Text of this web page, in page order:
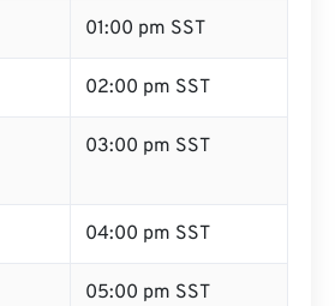
01:00 pm SST
02:00 pm SST
03:00 pm SST
04:00 pm SST
05:00 pm SST